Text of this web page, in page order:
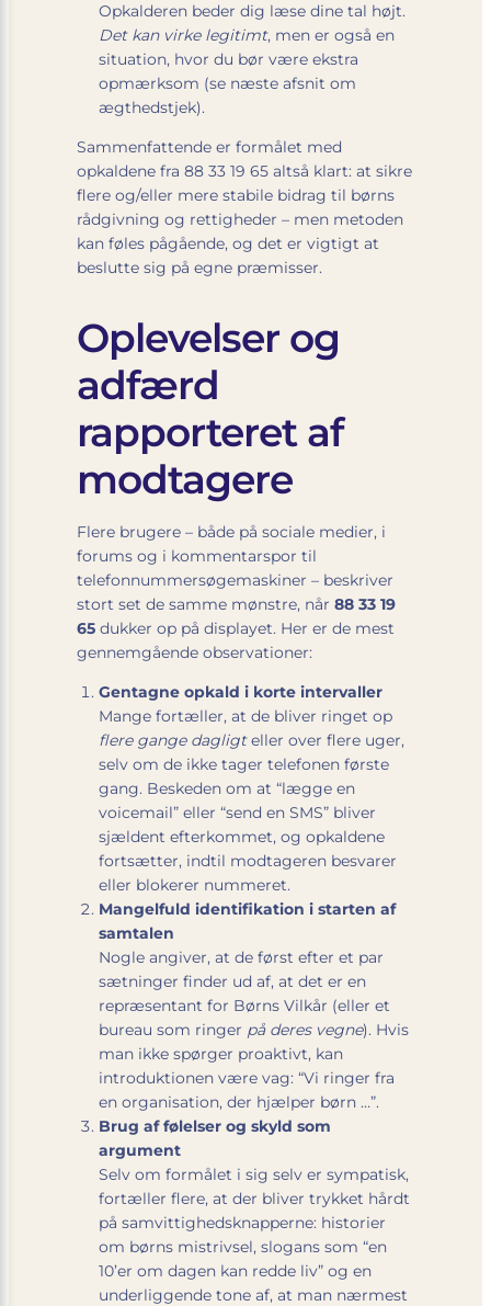
Opkalderen beder dig læse dine tal højt.
Det kan virke legitimt, men er også en
situation, hvor du bør være ekstra
opmærksom (se næste afsnit om
ægthedstjek).
Sammenfattende er formålet med
opkaldene fra 88 33 19 65 altså klart: at sikre
flere og/eller mere stabile bidrag til børns
rådgivning og rettigheder – men metoden
kan føles pågående, og det er vigtigt at
beslutte sig på egne præmisser.
Oplevelser og
adfærd
rapporteret af
modtagere
Flere brugere – både på sociale medier, i
forums og i kommentarspor til
telefonnummersøgemaskiner – beskriver
stort set de samme mønstre, når 88 33 19
65 dukker op på displayet. Her er de mest
gennemgående observationer:
Gentagne opkald i korte intervaller
Mange fortæller, at de bliver ringet op
flere gange dagligteller over flere uger,
selv om de ikke tager telefonen første
gang. Beskeden om at “lægge en
voicemail” eller “send en SMS” bliver
sjældent efterkommet, og opkaldene
fortsætter, indtil modtageren besvarer
eller blokerer nummeret.
Mangelfuld identifikation i starten af
samtalen
Nogle angiver, at de først efter et par
sætninger finder ud af, at det er en
repræsentant for Børns Vilkår (eller et
bureau som ringer på deres vegne). Hvis
man ikke spørger proaktivt, kan
introduktionen være vag: “Vi ringer fra
en organisation, der hjælper børn …”.
Brug af følelser og skyld som
argument
Selv om formålet i sig selv er sympatisk,
fortæller flere, at der bliver trykket hårdt
på samvittighedsknapperne: historier
om børns mistrivsel, slogans som “en
10’er om dagen kan redde liv” og en
underliggende tone af, at man nærmest